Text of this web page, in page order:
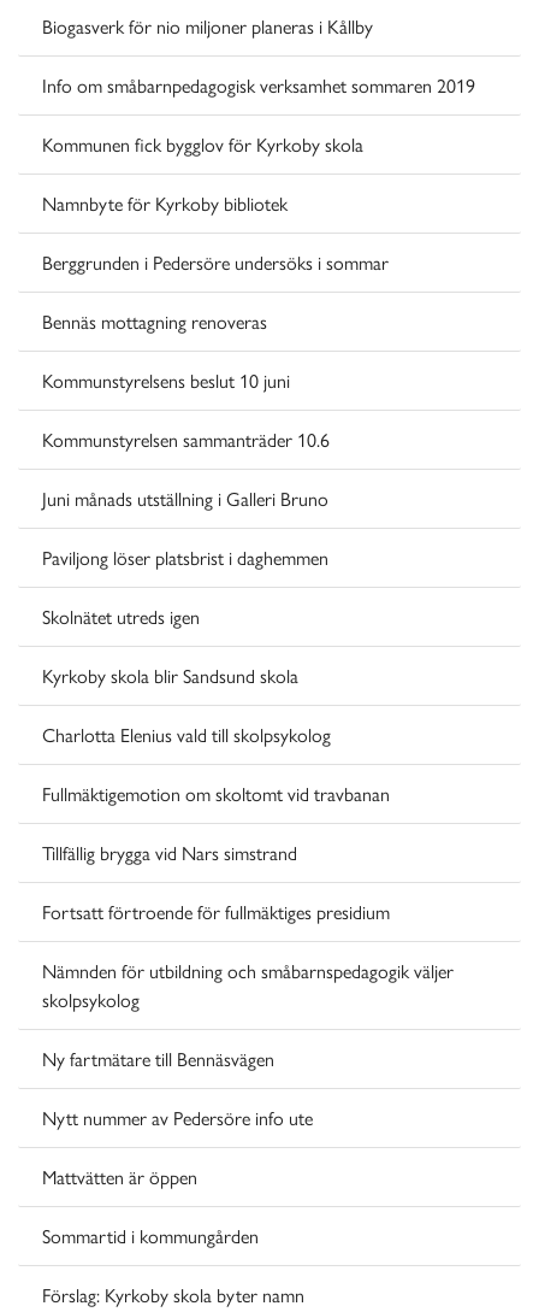
Biogasverk för nio miljoner planeras i Kållby
Info om småbarnpedagogisk verksamhet sommaren 2019
Kommunen fick bygglov för Kyrkoby skola
Namnbyte för Kyrkoby bibliotek
Berggrunden i Pedersöre undersöks i sommar
Bennäs mottagning renoveras
Kommunstyrelsens beslut 10 juni
Kommunstyrelsen sammanträder 10.6
Juni månads utställning i Galleri Bruno
Paviljong löser platsbrist i daghemmen
Skolnätet utreds igen
Kyrkoby skola blir Sandsund skola
Charlotta Elenius vald till skolpsykolog
Fullmäktigemotion om skoltomt vid travbanan
Tillfällig brygga vid Nars simstrand
Fortsatt förtroende för fullmäktiges presidium
Nämnden för utbildning och småbarnspedagogik väljer
skolpsykolog
Ny fartmätare till Bennäsvägen
Nytt nummer av Pedersöre info ute
Mattvätten är öppen
Sommartid i kommungården
Förslag: Kyrkoby skola byter namn